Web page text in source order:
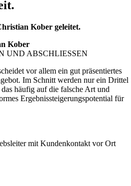
Kober geleitet.
Kober
UND ABSCHLIESSEN
vor allem ein gut präsentiertes
Im Schnitt werden nur ein Drittel
häufig auf die falsche Art und
Ergebnissteigerungspotential für
mit Kundenkontakt vor Ort